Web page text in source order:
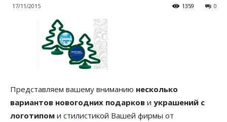
17/11/2015 0
1359
Представляем вашему вниманию несколько
вариантов новогодних подарков и украшений с
логотипом и стилистикой Вашей фирмы от